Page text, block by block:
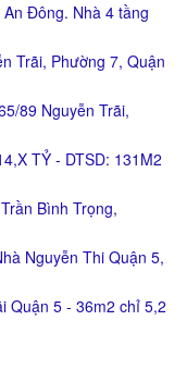
Đông. Nhà 4 tầng
Trãi, Phường 7, Quận
89 Nguyễn Trãi,
TỶ - DTSD: 131M2
Bình Trọng,
Nguyễn Thi Quận 5,
Quận 5 - 36m2 chỉ 5,2